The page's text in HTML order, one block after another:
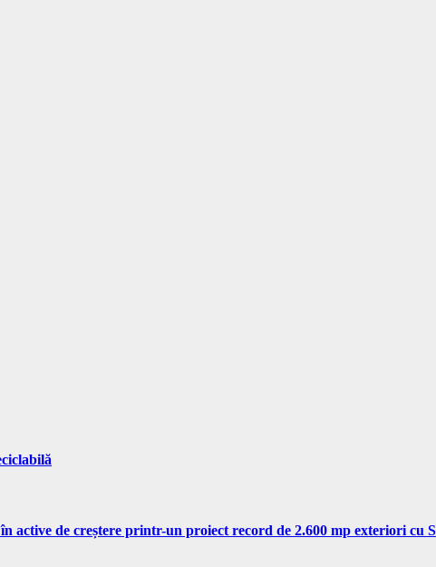
active de creștere printr-un proiect record de 2.600 mp exteriori cu